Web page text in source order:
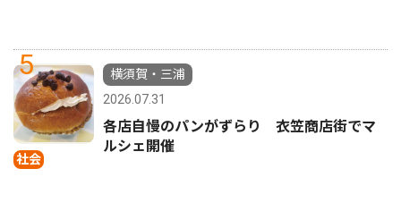
5
社会
横須賀・三浦
2026.07.31
各店自慢のパンがずらり 衣笠商店街でマ
ルシェ開催